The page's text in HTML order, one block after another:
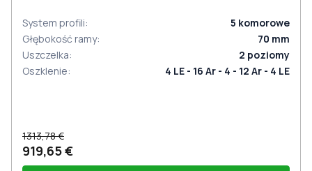
System profili: 5 komorowe
Głębokość ramy: 70 mm
Uszczelka: 2 poziomy
Oszklenie: 4 LE - 16 Ar - 4 - 12 Ar - 4 LE
1313,78 €
919,65 €